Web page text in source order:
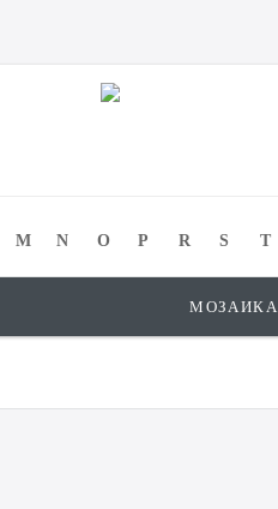
M N O P R S T
МОЗАИКА